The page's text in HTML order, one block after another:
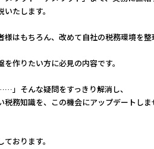
たします。
様はもちろん、改めて自社の税務環境を整
作りたい方に必見の内容です。
」そんな疑問をすっきり解消し、
税務知識を、この機会にアップデートしま
おります。